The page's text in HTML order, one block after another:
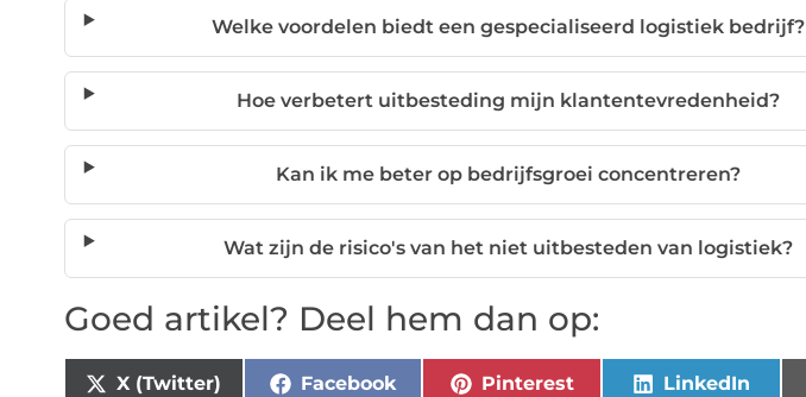
Welke voordelen biedt een gespecialiseerd logistiek bedrijf?
Hoe verbetert uitbesteding mijn klantentevredenheid?
Kan ik me beter op bedrijfsgroei concentreren?
Wat zijn de risico's van het niet uitbesteden van logistiek?
Goed artikel? Deel hem dan op:
X (Twitter) Facebook Pinterest LinkedIn